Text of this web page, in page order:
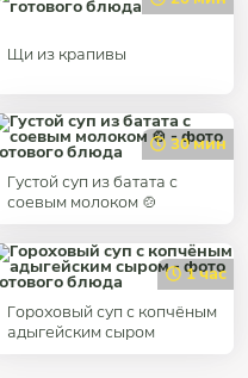
Щи из крапивы
30 мин
Густой суп из батата с
соевым молоком 🍲
1 час
Гороховый суп с копчёным
адыгейским сыром